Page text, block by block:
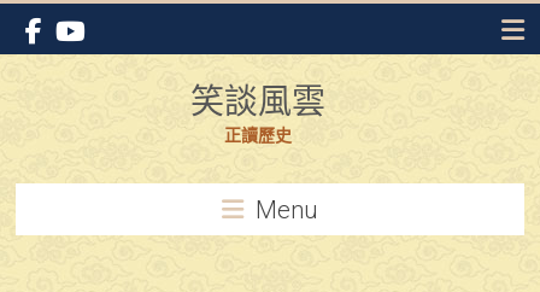
Skip
content
笑談風雲
正讀歷史
Menu